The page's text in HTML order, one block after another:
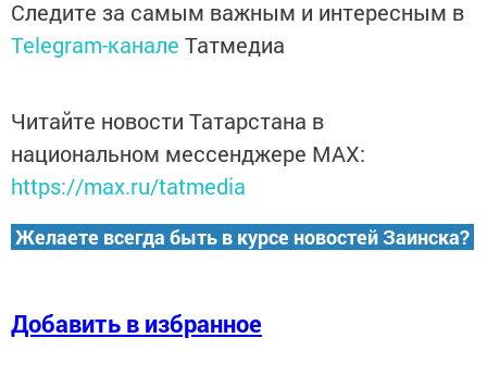
Следите за самым важным и интересным в
Telegram-канале Татмедиа
Читайте новости Татарстана в
национальном мессенджере MАХ:
https://max.ru/tatmedia
Желаете всегда быть в курсе новостей Заинска?
Добавить в избранное